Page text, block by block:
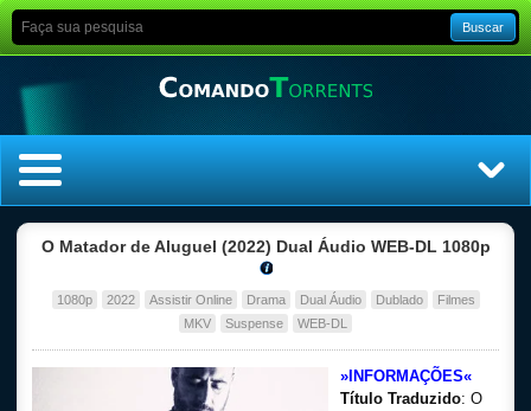
Buscar
O Matador de Aluguel (2022) Dual Áudio WEB-DL 1080p
1080p 2022 Assistir Online Drama Dual Áudio Dublado
Filmes
MKV
Suspense WEB-DL
»INFORMAÇÕES«
Título Traduzido: O